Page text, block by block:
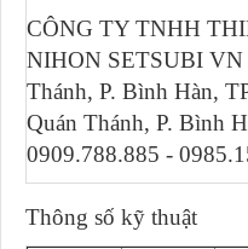
CÔNG TY TNHH
NIHON SETSUBI VN
Thánh, P. Bình Hàn,
Quán Thánh, P. Bình
0909.788.885 -
Thông số kỹ thuật